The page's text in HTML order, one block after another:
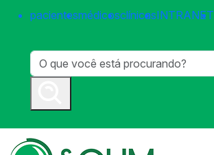
pacientesmédicosclínicasINTRANET